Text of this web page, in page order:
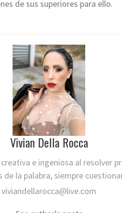
de sus superiores para ello.
Vivian Della Rocca
e ingeniosa al resolver
de la palabra, siempre
viviandellarocca@live.com